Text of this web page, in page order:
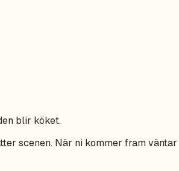
blir köket.
scenen. När ni kommer fram